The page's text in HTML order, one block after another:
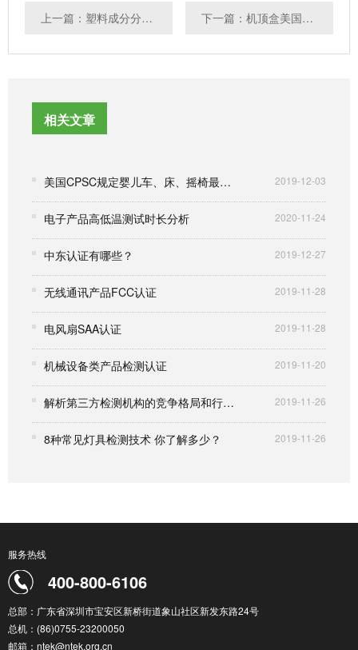
上一篇：塑料成分分析-塑料定性定量分析 下一篇：机顶盒美国能效认证CEC认证办理详解
相关文章
美国CPSC规定婴儿车、床、摇椅最新ASTM标准 2019-12-03
电子产品高低温测试时长分析 2020-11-24
中东认证有哪些？ 2019-12-27
无线通讯产品FCC认证 2019-11-28
电风扇SAA认证 2019-11-28
机械设备类产品检测认证 2019-11-20
解析第三方检测机构的竞争格局和行业壁垒 2019-11-26
8种常见灯具检测技术 你了解多少？ 2019-11-26
服务热线
400-800-6106
总部：广东省深圳市宝安区新桥街道象山社区新发东路24号
总机：(86)0755-23200050
邮箱：ntek@ntek.org.cn